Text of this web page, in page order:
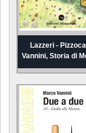
Lazzeri -
Vannini, Storia di